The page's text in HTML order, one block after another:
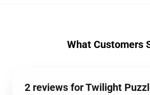
What Customers
2 reviews for Twilight